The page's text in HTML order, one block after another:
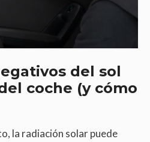
del sol
coche (y cómo
la radiación solar puede